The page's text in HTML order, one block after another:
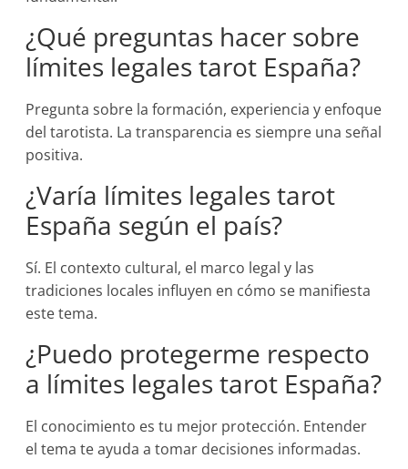
¿Qué preguntas hacer sobre
límites legales tarot España?
Pregunta sobre la formación, experiencia y enfoque
del tarotista. La transparencia es siempre una señal
positiva.
¿Varía límites legales tarot
España según el país?
Sí. El contexto cultural, el marco legal y las
tradiciones locales influyen en cómo se manifiesta
este tema.
¿Puedo protegerme respecto
a límites legales tarot España?
El conocimiento es tu mejor protección. Entender
el tema te ayuda a tomar decisiones informadas.